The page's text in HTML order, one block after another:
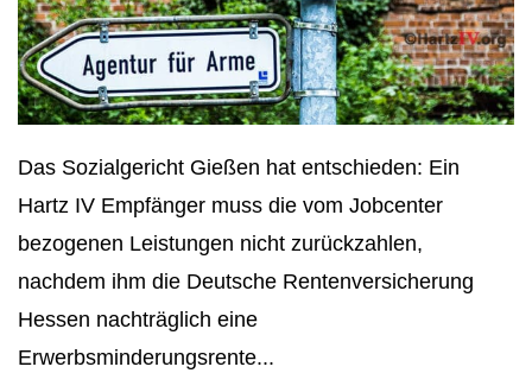
Das Sozialgericht Gießen hat entschieden: Ein
Hartz IV Empfänger muss die vom Jobcenter
bezogenen Leistungen nicht zurückzahlen,
nachdem ihm die Deutsche Rentenversicherung
Hessen nachträglich eine
Erwerbsminderungsrente...